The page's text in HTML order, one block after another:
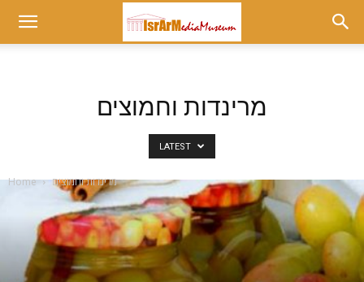
Museum
Home מרינדות וחמוצים
מרינדות וחמוצים
LATEST